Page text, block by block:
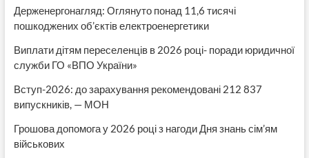
Держенергонагляд: Оглянуто понад 11,6 тисячі
пошкоджених об’єктів електроенергетики
Виплати дітям переселенців в 2026 році- поради юридичної
служби ГО «ВПО України»
Вступ-2026: до зарахування рекомендовані 212 837
випускників, — МОН
Грошова допомога у 2026 році з нагоди Дня знань сім’ям
військових